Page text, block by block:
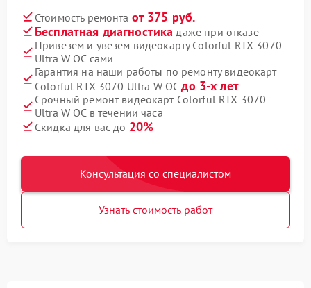
Стоимость ремонта от 375 руб.
Бесплатная диагностика даже при отказе
Привезем и увезем видеокарту Colorful RTX 3070
Ultra W OC сами
Гарантия на наши работы по ремонту видеокарт
Colorful RTX 3070 Ultra W OCдо 3-х лет
Срочный ремонт видеокарт Colorful RTX 3070
Ultra W OC в течении часа
Скидка для вас до 20%
Консультация со специалистом
Узнать стоимость работ